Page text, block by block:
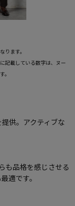
ります。
記載している数字は、ヌー
。
供。アクティブな
も品格を感じさせる
適です。